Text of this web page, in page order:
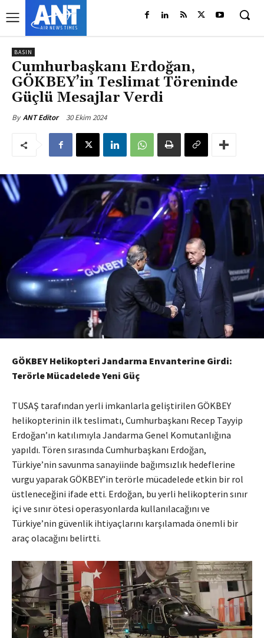
BASIN
Cumhurbaşkanı Erdoğan,
GÖKBEY’in Teslimat Töreninde
Güçlü Mesajlar Verdi
By ANT Editor 30 Ekim 2024
GÖKBEY Helikopteri Jandarma Envanterine Girdi:
Terörle Mücadelede Yeni Güç
TUSAŞ tarafından yerli imkanlarla geliştirilen GÖKBEY
helikopterinin ilk teslimatı, Cumhurbaşkanı Recep Tayyip
Erdoğan’ın katılımıyla Jandarma Genel Komutanlığına
yapıldı. Tören sırasında Cumhurbaşkanı Erdoğan,
Türkiye’nin savunma sanayiinde bağımsızlık hedeflerine
vurgu yaparak GÖKBEY’in terörle mücadelede etkin bir rol
üstleneceğini ifade etti. Erdoğan, bu yerli helikopterin sınır
içi ve sınır ötesi operasyonlarda kullanılacağını ve
Türkiye’nin güvenlik ihtiyaçlarını karşılamada önemli bir
araç olacağını belirtti.